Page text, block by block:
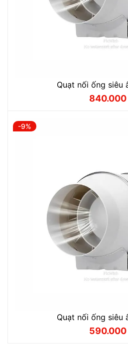
Quạt nối ống siêu
Giá
840.000
Giá
-9%
Quạt nối ống siêu
Giá
590.000
Giá